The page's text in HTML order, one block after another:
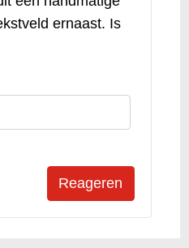
ernaast. Is